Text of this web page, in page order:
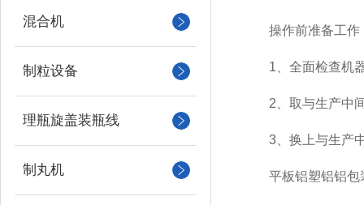
混合机
制粒设备
理瓶旋盖装瓶线
制丸机
操作前准备工作
1、全面检查机器
2、取与生产中间
3、换上与生产中
平板铝塑铝铝包